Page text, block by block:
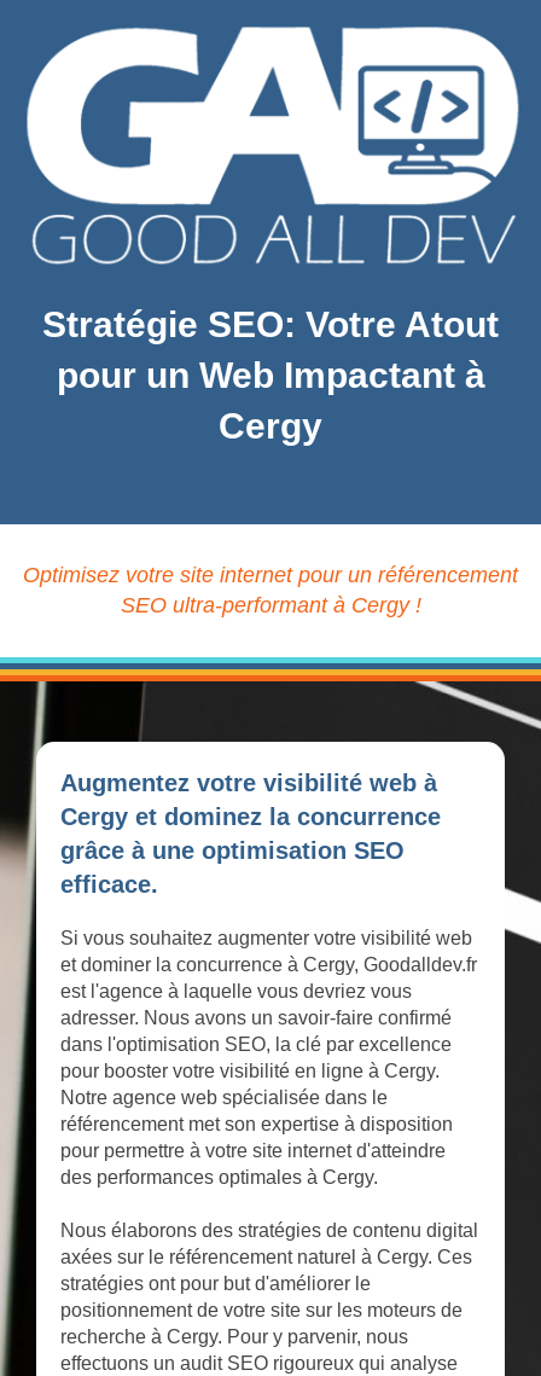
Stratégie SEO: Votre Atout
pour un Web Impactant à
Cergy
Optimisez votre site internet pour un référencement
SEO ultra-performant à Cergy !
Augmentez votre visibilité web à
Cergy et dominez la concurrence
grâce à une optimisation SEO
efficace.
Si vous souhaitez augmenter votre visibilité web
et dominer la concurrence à Cergy, Goodalldev.fr
est l'agence à laquelle vous devriez vous
adresser. Nous avons un savoir-faire confirmé
dans l'optimisation SEO, la clé par excellence
pour booster votre visibilité en ligne à Cergy.
Notre agence web spécialisée dans le
référencement met son expertise à disposition
pour permettre à votre site internet d'atteindre
des performances optimales à Cergy.
Nous élaborons des stratégies de contenu digital
axées sur le référencement naturel à Cergy. Ces
stratégies ont pour but d'améliorer le
positionnement de votre site sur les moteurs de
recherche à Cergy. Pour y parvenir, nous
effectuons un audit SEO rigoureux qui analyse